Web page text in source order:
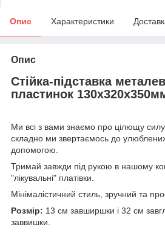
Опис Характеристики
Опис
Стійка-підставка
пластинок
Ми всі з вами знаємо про цілющу
складно ми звертаємось до
допомогою.
Тримай завжди під рукою в нашому
"лікувальні" платівки.
Мінімалістичний стиль, зручний та
Розмір: 13 см завширшки і 32 см
заввишки.